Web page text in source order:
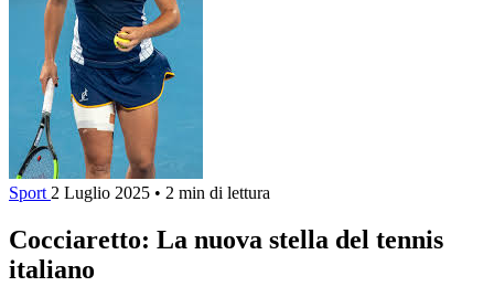
Sport 2 Luglio 2025 • 2 min di lettura
Cocciaretto: La nuova stella del tennis
italiano